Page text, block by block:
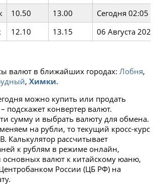
10.50 13.00
Сегодня 02:05
12.10 13.15 06 Августа
валют в ближайших городах:Лобня,
,Химки.
можно купить или продать
подскажет конвертер валют.
сумму и выбрать валюту для обмена.
на рубли, то текущий кросс-курс
Калькулятор рассчитывает
к рублям в режиме онлайн,
основных валют к китайскому юаню,
России (ЦБ РФ) на